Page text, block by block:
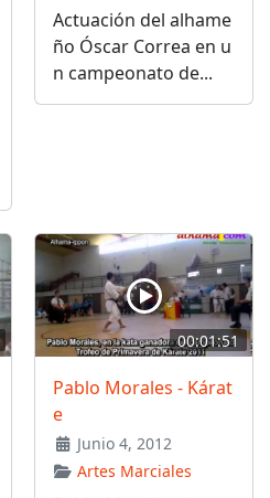
Actuación del alhame
ño Óscar Correa en u
n campeonato de...
00:01:51
Pablo Morales - Kárat
e
Junio 4, 2012
Artes Marciales